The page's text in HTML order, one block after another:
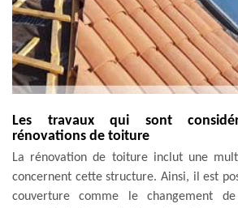
Les travaux qui sont
rénovations de toiture
La rénovation de toiture inclut une
concernent cette structure. Ainsi, il est
couverture comme le changement